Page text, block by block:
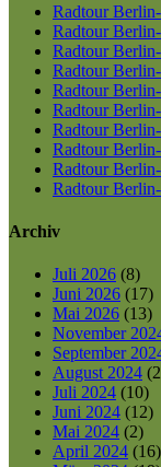
Radtour
Radtour
Radtour
Radtour
Radtour
Radtour
Radtour
Radtour
Radtour
Radtour
Archiv
Juli 2026 (8)
Juni 2026 (17)
Mai 2026 (13)
November
September
August 2024
Juli 2024 (10)
Juni 2024 (12)
Mai 2024 (2)
April 2024 (16)